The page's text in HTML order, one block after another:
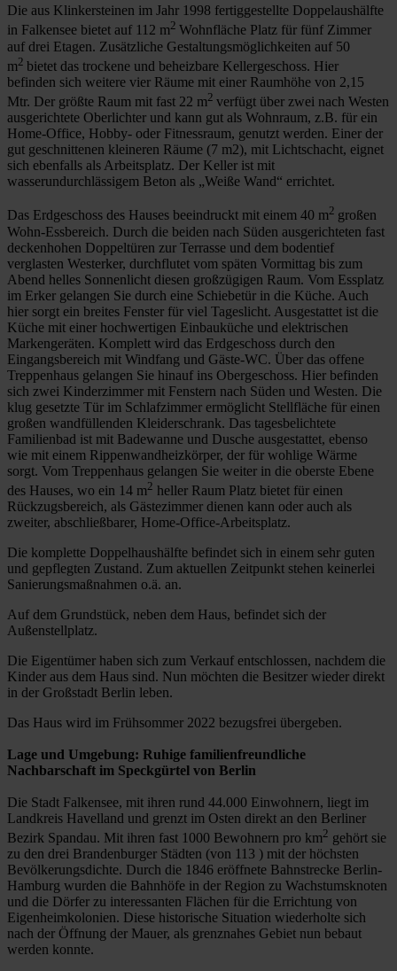
Die aus Klinkersteinen im Jahr 1998 fertiggestellte Doppelaushälfte
in Falkensee bietet auf 112 m2 Wohnfläche Platz für fünf Zimmer
auf drei Etagen. Zusätzliche Gestaltungsmöglichkeiten auf 50
m2 bietet das trockene und beheizbare Kellergeschoss. Hier
befinden sich weitere vier Räume mit einer Raumhöhe von 2,15
Mtr. Der größte Raum mit fast 22 m2 verfügt über zwei nach Westen
ausgerichtete Oberlichter und kann gut als Wohnraum, z.B. für ein
Home-Office, Hobby- oder Fitnessraum, genutzt werden. Einer der
gut geschnittenen kleineren Räume (7 m2), mit Lichtschacht, eignet
sich ebenfalls als Arbeitsplatz. Der Keller ist mit
wasserundurchlässigem Beton als „Weiße Wand“ errichtet.
Das Erdgeschoss des Hauses beeindruckt mit einem 40 m2 großen
Wohn-Essbereich. Durch die beiden nach Süden ausgerichteten fast
deckenhohen Doppeltüren zur Terrasse und dem bodentief
verglasten Westerker, durchflutet vom späten Vormittag bis zum
Abend helles Sonnenlicht diesen großzügigen Raum. Vom Essplatz
im Erker gelangen Sie durch eine Schiebetür in die Küche. Auch
hier sorgt ein breites Fenster für viel Tageslicht. Ausgestattet ist die
Küche mit einer hochwertigen Einbauküche und elektrischen
Markengeräten. Komplett wird das Erdgeschoss durch den
Eingangsbereich mit Windfang und Gäste-WC. Über das offene
Treppenhaus gelangen Sie hinauf ins Obergeschoss. Hier befinden
sich zwei Kinderzimmer mit Fenstern nach Süden und Westen. Die
klug gesetzte Tür im Schlafzimmer ermöglicht Stellfläche für einen
großen wandfüllenden Kleiderschrank. Das tagesbelichtete
Familienbad ist mit Badewanne und Dusche ausgestattet, ebenso
wie mit einem Rippenwandheizkörper, der für wohlige Wärme
sorgt. Vom Treppenhaus gelangen Sie weiter in die oberste Ebene
des Hauses, wo ein 14 m2 heller Raum Platz bietet für einen
Rückzugsbereich, als Gästezimmer dienen kann oder auch als
zweiter, abschließbarer, Home-Office-Arbeitsplatz.
Die komplette Doppelhaushälfte befindet sich in einem sehr guten
und gepflegten Zustand. Zum aktuellen Zeitpunkt stehen keinerlei
Sanierungsmaßnahmen o.ä. an.
Auf dem Grundstück, neben dem Haus, befindet sich der
Außenstellplatz.
Die Eigentümer haben sich zum Verkauf entschlossen, nachdem die
Kinder aus dem Haus sind. Nun möchten die Besitzer wieder direkt
in der Großstadt Berlin leben.
Das Haus wird im Frühsommer 2022 bezugsfrei übergeben.
Lage und Umgebung: Ruhige familienfreundliche
Nachbarschaft im Speckgürtel von Berlin
Die Stadt Falkensee, mit ihren rund 44.000 Einwohnern, liegt im
Landkreis Havelland und grenzt im Osten direkt an den Berliner
Bezirk Spandau. Mit ihren fast 1000 Bewohnern pro km2 gehört sie
zu den drei Brandenburger Städten (von 113 ) mit der höchsten
Bevölkerungsdichte. Durch die 1846 eröffnete Bahnstrecke Berlin-
Hamburg wurden die Bahnhöfe in der Region zu Wachstumsknoten
und die Dörfer zu interessanten Flächen für die Errichtung von
Eigenheimkolonien. Diese historische Situation wiederholte sich
nach der Öffnung der Mauer, als grenznahes Gebiet nun bebaut
werden konnte.